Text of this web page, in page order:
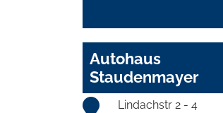
Autohaus
Staudenmayer
Lindachstr 2 - 4